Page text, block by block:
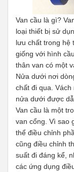
Van cầu là gì?
loại thiết bị sử
lưu chất trong hệ
giống với hình
thân van có một
Nửa dưới nơi
chất đi qua.
nửa dưới được
Van cầu là một
van cổng. Vì sao
thể điều chỉnh
cũng điều chỉnh
suất đi đáng kể,
các ứng dụng